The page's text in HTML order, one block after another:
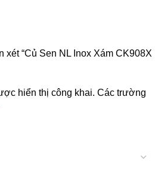
“Củ Sen NL Inox Xám CK908X
hiển thị công khai. Các trường